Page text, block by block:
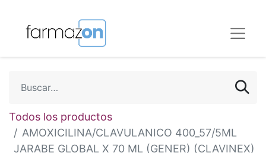
Todos los productos
AMOXICILINA/CLAVULANICO 400_57/5ML
JARABE GLOBAL X 70 ML (GENER) (CLAVINEX)